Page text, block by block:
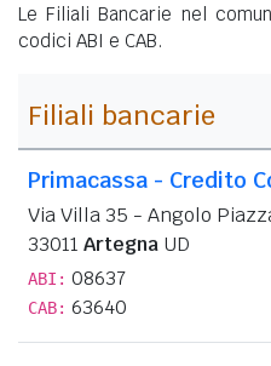
Le Filiali Bancarie nel
codici ABI e CAB.
Filiali bancarie
Primacassa - Credito
Via Villa 35 - Angolo
33011 Artegna UD
ABI: 08637
CAB: 63640